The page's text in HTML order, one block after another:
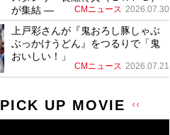
が集結 ―
CMニュース 2026.07.30
上戸彩さんが『鬼おろし豚しゃぶ
ぶっかけうどん』をつるりで「鬼
おいしい！」
CMニュース 2026.07.21
PICK UP MOVIE